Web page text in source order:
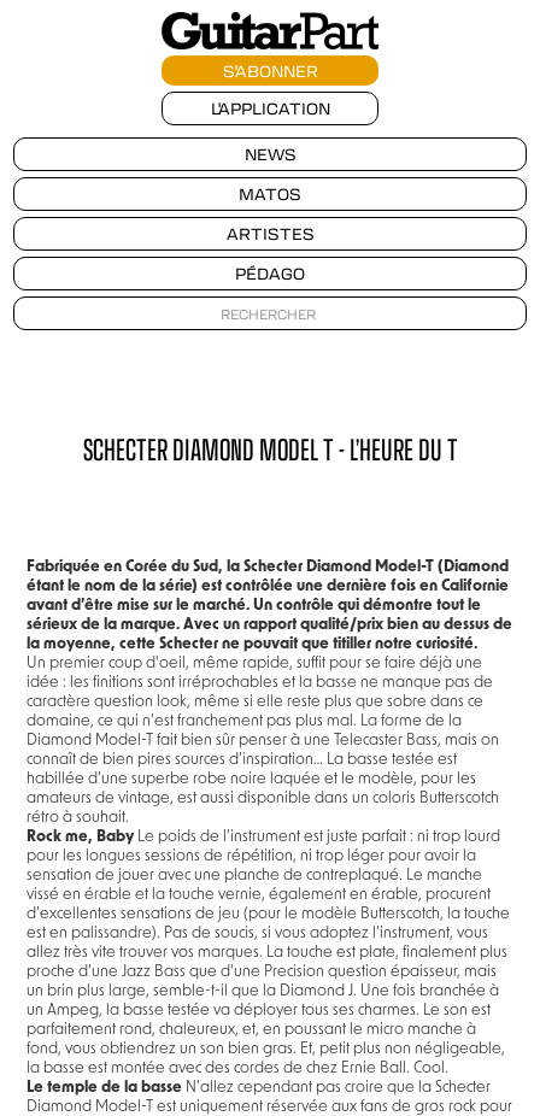
S'ABONNER
L'APPLICATION
NEWS
MATOS
ARTISTES
PÉDAGO
SCHECTER DIAMOND MODEL T - L’HEURE DU T
Fabriquée en Corée du Sud, la Schecter Diamond Model-T (Diamond
étant le nom de la série) est contrôlée une dernière fois en Californie
avant d’être mise sur le marché. Un contrôle qui démontre tout le
sérieux de la marque. Avec un rapport qualité/prix bien au dessus de
la moyenne, cette Schecter ne pouvait que titiller notre curiosité.
Un premier coup d'oeil, même rapide, suffit pour se faire déjà une
idée : les finitions sont irréprochables et la basse ne manque pas de
caractère question look, même si elle reste plus que sobre dans ce
domaine, ce qui n’est franchement pas plus mal. La forme de la
Diamond Model-T fait bien sûr penser à une Telecaster Bass, mais on
connaît de bien pires sources d’inspiration… La basse testée est
habillée d’une superbe robe noire laquée et le modèle, pour les
amateurs de vintage, est aussi disponible dans un coloris Butterscotch
rétro à souhait.
Rock me, Baby Le poids de l’instrument est juste parfait : ni trop lourd
pour les longues sessions de répétition, ni trop léger pour avoir la
sensation de jouer avec une planche de contreplaqué. Le manche
vissé en érable et la touche vernie, également en érable, procurent
d’excellentes sensations de jeu (pour le modèle Butterscotch, la touche
est en palissandre). Pas de soucis, si vous adoptez l’instrument, vous
allez très vite trouver vos marques. La touche est plate, finalement plus
proche d’une Jazz Bass que d'une Precision question épaisseur, mais
un brin plus large, semble-t-il que la Diamond J. Une fois branchée à
un Ampeg, la basse testée va déployer tous ses charmes. Le son est
parfaitement rond, chaleureux, et, en poussant le micro manche à
fond, vous obtiendrez un son bien gras. Et, petit plus non négligeable,
la basse est montée avec des cordes de chez Ernie Ball. Cool.
Le temple de la basse N’allez cependant pas croire que la Schecter
Diamond Model-T est uniquement réservée aux fans de gros rock pour